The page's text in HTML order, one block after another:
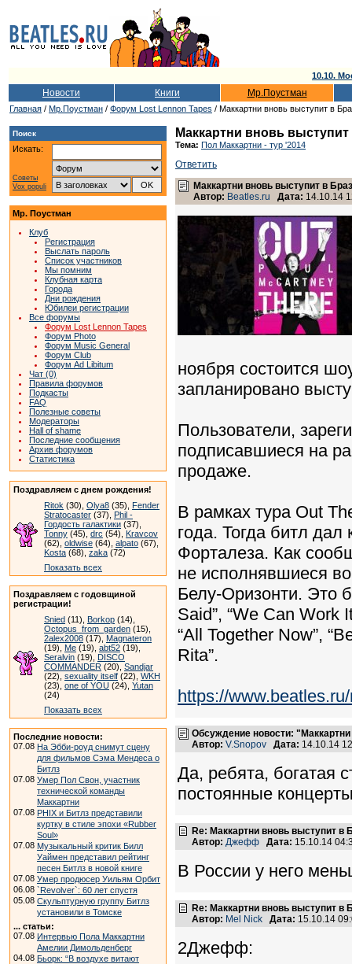
10.10.
Новости Книги Мр.Поустман
Главная / Мр.Поустман / Форум Lost Lennon Tapes / Маккартни вновь выступит в
Поиск
Искать:
Советы
Vox populi
Мр. Поустман
Клуб
Регистрация
Выслать пароль
Список участников
Мы помним
Клубная карта
Города
Дни рождения
Юбилеи регистрации
Все форумы
Форум Lost Lennon Tapes
Форум Photo
Форум Music General
Форум Club
Форум Ad Libitum
Чат (0)
Правила форумов
Подкасты
FAQ
Полезные советы
Модераторы
Hall of shame
Последние сообщения
Архив форумов
Статистика
Поздравляем с днем рождения!
Ritok (30), Olya8 (35), Fender
Stratocaster (37), Phil -
Гордость галактики (37),
Tonny (45), drc (54), Kravcov
(62), oldwise (64), alpato (67),
Kosta (68), zaka (72)
Показать всех
Поздравляем с годовщиной
регистрации!
Snied (11), Borkop (14),
Octopus_from_garden (15),
2alex2008 (17), Magnateron
(19), Me (19), abt52 (19),
Seralvin (19), DISCO
COMMANDER (20), Sandjar
(22), sexuality itself (22), WKH
(23), one of YOU (24), Yutan
(24)
Показать всех
Последние новости:
07.08 На Эбби-роуд снимут сцену
для фильмов Сэма Мендеса о
Битлз
07.08 Умер Пол Свон, участник
технической команды
Маккартни
07.08 PHIX и Битлз представили
куртку в стиле эпохи «Rubber
Soul»
07.08 Музыкальный критик Билл
Уаймен представил рейтинг
песен Битлз в новой книге
07.08 Умер продюсер Уильям Орбит
06.08 `Revolver`: 60 лет спустя
05.08 Скульптурную группу Битлз
установили в Томске
... статьи:
07.08 Интервью Пола Маккартни
Амелии Димольденберг
04.08 Бьорк: “В воздухе витают
Маккартни вновь
Тема: Пол Маккартни - тур '2014
Ответить
Маккартни вновь выступит в
Автор: Beatles.ru Дата: 14.10.14
ноября состоится
запланировано
Пользователи,
подписавшиеся на
продаже.
В рамках тура Out
года. Тогда битл
Форталеза. Как
не исполнявшиеся
Белу-Оризонти. Это
Said”, “We Can Work
“All Together Now”,
Rita”.
https://
Обсуждение новости:
Автор: V.Snopov Дата: 14.10.14
Да, ребята, богатая
постоянные
Re: Маккартни вновь выступит в
Автор: Джефф Дата: 15.10.14
В России у него
Re: Маккартни вновь выступит в
Автор: Mel Nick Дата: 15.10.14
2Джефф: